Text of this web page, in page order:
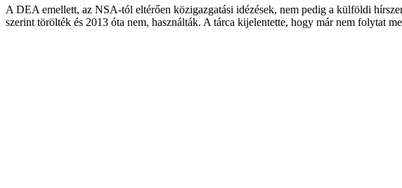
A DEA emellett, az NSA-tól eltérően közigazgatási idézések, nem pedig a külföldi
szerint törölték és 2013 óta nem, használták. A tárca kijelentette, hogy már nem folytat